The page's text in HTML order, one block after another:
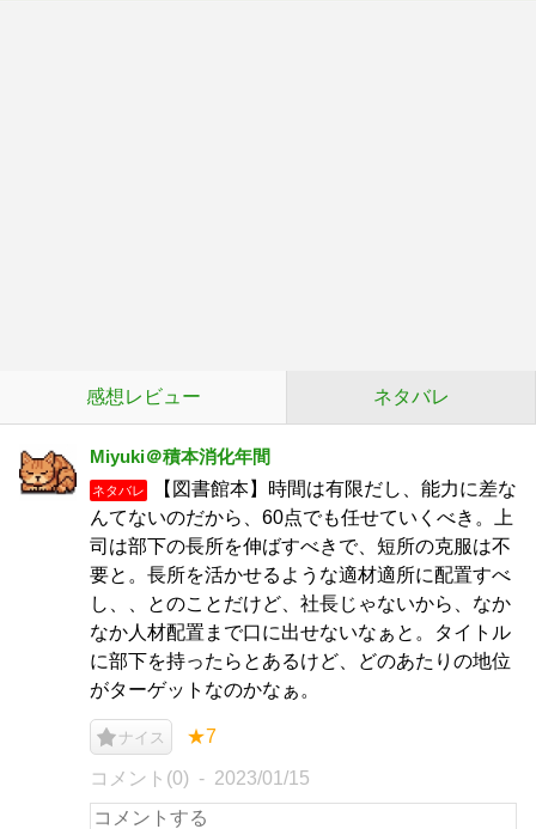
感想レビュー ネタバレ
Miyuki＠積本消化年間
ネタバレ
【図書館本】時間は有限だし、能力に差な
んてないのだから、60点でも任せていくべき。上
司は部下の長所を伸ばすべきで、短所の克服は不
要と。長所を活かせるような適材適所に配置すべ
し、、とのことだけど、社長じゃないから、なか
なか人材配置まで口に出せないなぁと。タイトル
に部下を持ったらとあるけど、どのあたりの地位
がターゲットなのかなぁ。
ナイス ★7
コメント(0) 2023/01/15